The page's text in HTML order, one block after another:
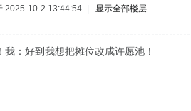
2025-10-2 13:44:54 显示全部楼层
：好到我想把摊位改成许愿池！